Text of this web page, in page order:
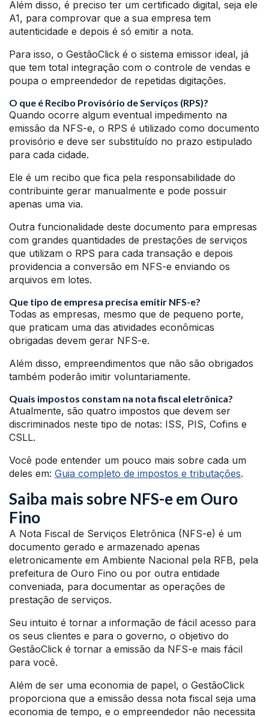
Além disso, é preciso ter um certificado digital, seja ele
A1, para comprovar que a sua empresa tem
autenticidade e depois é só emitir a nota.
Para isso, o GestãoClick é o sistema emissor ideal, já
que tem total integração com o controle de vendas e
poupa o empreendedor de repetidas digitações.
O que é Recibo Provisório de Serviços (RPS)?
Quando ocorre algum eventual impedimento na
emissão da NFS-e, o RPS é utilizado como documento
provisório e deve ser substituído no prazo estipulado
para cada cidade.
Ele é um recibo que fica pela responsabilidade do
contribuinte gerar manualmente e pode possuir
apenas uma via.
Outra funcionalidade deste documento para empresas
com grandes quantidades de prestações de serviços
que utilizam o RPS para cada transação e depois
providencia a conversão em NFS-e enviando os
arquivos em lotes.
Que tipo de empresa precisa emitir NFS-e?
Todas as empresas, mesmo que de pequeno porte,
que praticam uma das atividades econômicas
obrigadas devem gerar NFS-e.
Além disso, empreendimentos que não são obrigados
também poderão imitir voluntariamente.
Quais impostos constam na nota fiscal eletrônica?
Atualmente, são quatro impostos que devem ser
discriminados neste tipo de notas: ISS, PIS, Cofins e
CSLL.
Você pode entender um pouco mais sobre cada um
deles em: Guia completo de impostos e tributações.
Saiba mais sobre NFS-e em Ouro
Fino
A Nota Fiscal de Serviços Eletrônica (NFS-e) é um
documento gerado e armazenado apenas
eletronicamente em Ambiente Nacional pela RFB, pela
prefeitura de Ouro Fino ou por outra entidade
conveniada, para documentar as operações de
prestação de serviços.
Seu intuito é tornar a informação de fácil acesso para
os seus clientes e para o governo, o objetivo do
GestãoClick é tornar a emissão da NFS-e mais fácil
para você.
Além de ser uma economia de papel, o GestãoClick
proporciona que a emissão dessa nota fiscal seja uma
economia de tempo, e o empreendedor não necessita